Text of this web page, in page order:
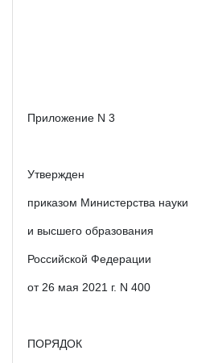
Приложение N 3
Утвержден
приказом Министерства науки
и высшего образования
Российской Федерации
от 26 мая 2021 г. N 400
ПОРЯДОК